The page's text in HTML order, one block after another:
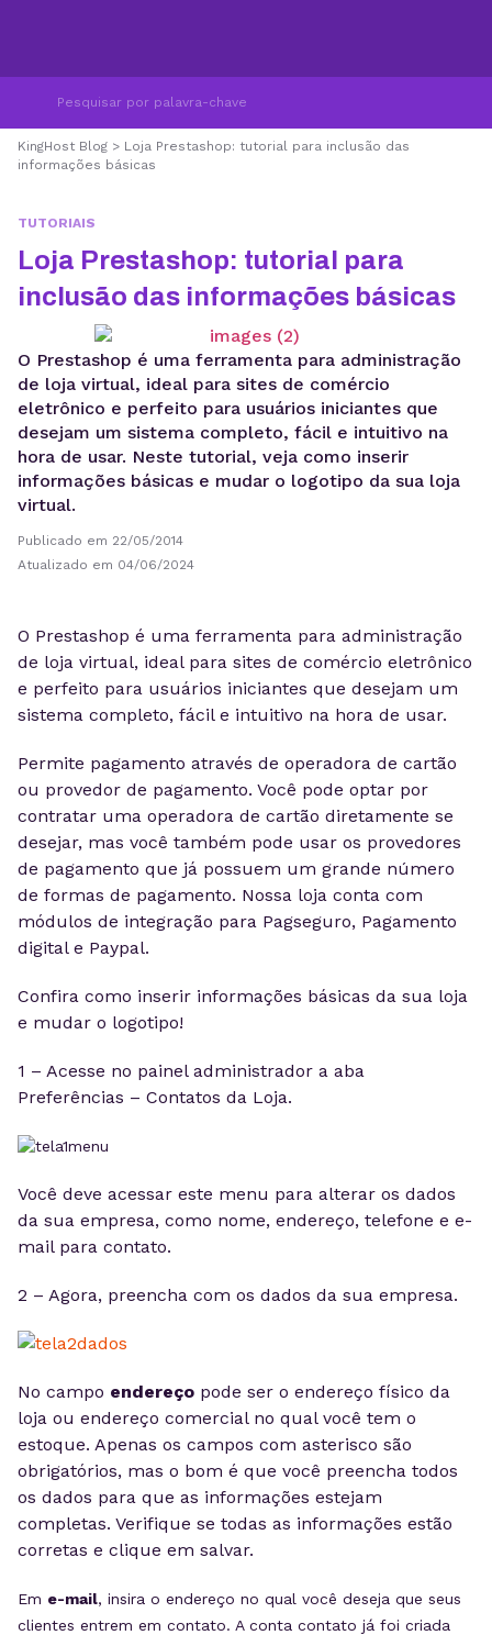
KingHost Blog > Loja Prestashop: tutorial para inclusão das
informações básicas
TUTORIAIS
Loja Prestashop: tutorial para
inclusão das informações básicas
O Prestashop é uma ferramenta para administração
de loja virtual, ideal para sites de comércio
eletrônico e perfeito para usuários iniciantes que
desejam um sistema completo, fácil e intuitivo na
hora de usar. Neste tutorial, veja como inserir
informações básicas e mudar o logotipo da sua loja
virtual.
Publicado em 22/05/2014
Atualizado em 04/06/2024
O Prestashop é uma ferramenta para administração
de loja virtual, ideal para sites de comércio eletrônico
e perfeito para usuários iniciantes que desejam um
sistema completo, fácil e intuitivo na hora de usar.
Permite pagamento através de operadora de cartão
ou provedor de pagamento. Você pode optar por
contratar uma operadora de cartão diretamente se
desejar, mas você também pode usar os provedores
de pagamento que já possuem um grande número
de formas de pagamento. Nossa loja conta com
módulos de integração para Pagseguro, Pagamento
digital e Paypal.
Confira como inserir informações básicas da sua loja
e mudar o logotipo!
1 – Acesse no painel administrador a aba
Preferências – Contatos da Loja.
Você deve acessar este menu para alterar os dados
da sua empresa, como nome, endereço, telefone e e-
mail para contato.
2 – Agora, preencha com os dados da sua empresa.
No campo endereço pode ser o endereço físico da
loja ou endereço comercial no qual você tem o
estoque. Apenas os campos com asterisco são
obrigatórios, mas o bom é que você preencha todos
os dados para que as informações estejam
completas. Verifique se todas as informações estão
corretas e clique em salvar.
Em e-mail, insira o endereço no qual você deseja que seus
clientes entrem em contato. A conta contato já foi criada